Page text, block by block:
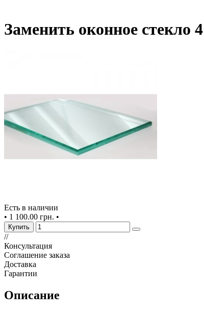
Заменить оконное стекло
Есть в наличии
• 1 100.00 грн. •
Купить
//
Консультация
Соглашение заказа
Доставка
Гарантии
Описание